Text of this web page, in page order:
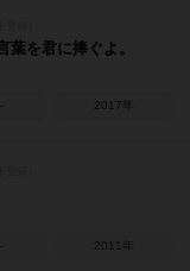
葉を君に捧ぐよ。
2017年
2011年